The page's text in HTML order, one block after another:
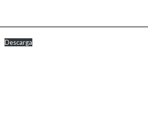
Descarga